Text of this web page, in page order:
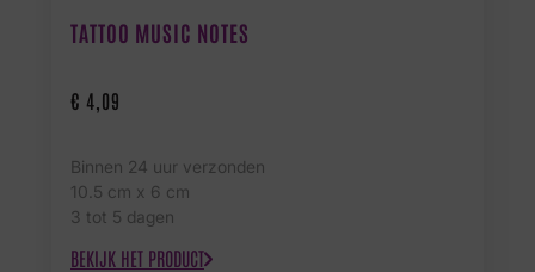
TATTOO MUSIC NOTES
€ 4,09
Binnen 24 uur verzonden
10.5 cm x 6 cm
3 tot 5 dagen
BEKIJK HET PRODUCT